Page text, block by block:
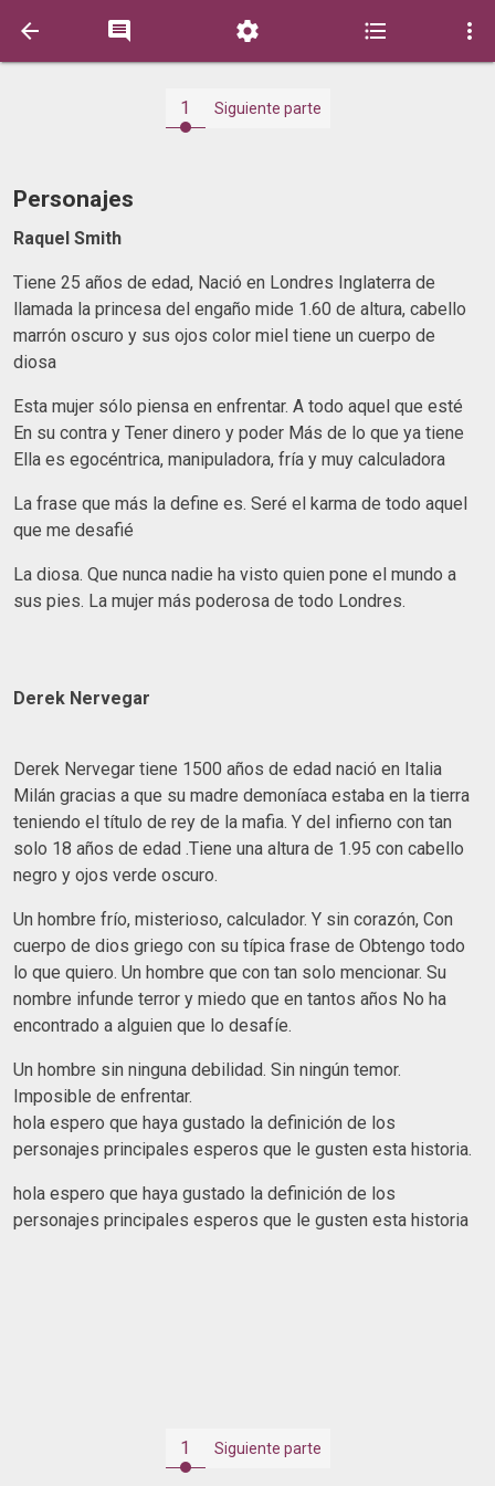
    
1 Siguiente parte
Personajes
Raquel Smith
Tiene 25 años de edad, Nació en Londres Inglaterra de
llamada la princesa del engaño mide 1.60 de altura, cabello
marrón oscuro y sus ojos color miel tiene un cuerpo de
diosa
Esta mujer sólo piensa en enfrentar. A todo aquel que esté
En su contra y Tener dinero y poder Más de lo que ya tiene
Ella es egocéntrica, manipuladora, fría y muy calculadora
La frase que más la define es. Seré el karma de todo aquel
que me desafié
La diosa. Que nunca nadie ha visto quien pone el mundo a
sus pies. La mujer más poderosa de todo Londres.
Derek Nervegar
Derek Nervegar tiene 1500 años de edad nació en Italia
Milán gracias a que su madre demoníaca estaba en la tierra
teniendo el título de rey de la mafia. Y del infierno con tan
solo 18 años de edad .Tiene una altura de 1.95 con cabello
negro y ojos verde oscuro.
Un hombre frío, misterioso, calculador. Y sin corazón, Con
cuerpo de dios griego con su típica frase de Obtengo todo
lo que quiero. Un hombre que con tan solo mencionar. Su
nombre infunde terror y miedo que en tantos años No ha
encontrado a alguien que lo desafíe.
Un hombre sin ninguna debilidad. Sin ningún temor.
Imposible de enfrentar.
hola espero que haya gustado la definición de los
personajes principales esperos que le gusten esta historia.
hola espero que haya gustado la definición de los
personajes principales esperos que le gusten esta historia
1 Siguiente parte